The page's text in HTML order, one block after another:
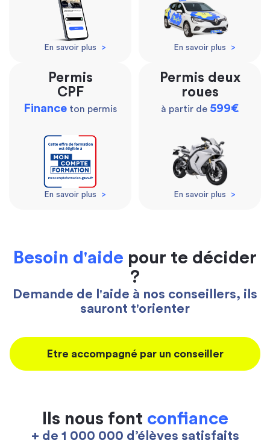
En savoir plus > En savoir plus >
Permis
CPF
Finance ton permis
En savoir plus >
Permis deux
roues
à partir de 599€
En savoir plus >
Besoin d'aide pour te décider
?
Demande de l'aide à nos conseillers, ils
sauront t'orienter
Etre accompagné par un conseiller
Ils nous font confiance
+ de 1 000 000 d’élèves satisfaits